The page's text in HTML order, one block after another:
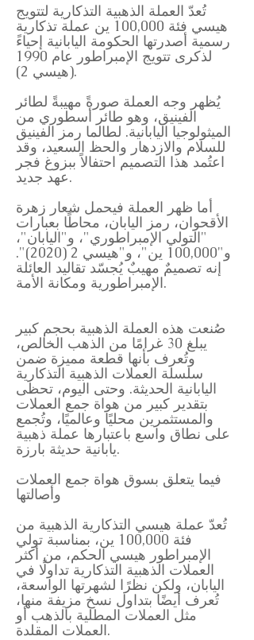
تُعدّ العملة الذهبية التذكارية لتتويج
هيسي فئة 100,000 ين عملة تذكارية
رسمية أصدرتها الحكومة اليابانية إحياءً
لذكرى تتويج الإمبراطور عام 1990
(هيسي 2).
يُظهر وجه العملة صورةً مهيبةً لطائر
الفينيق، وهو طائر أسطوري من
الميثولوجيا اليابانية. لطالما رمز الفينيق
للسلام والازدهار والحظ السعيد، وقد
اعتُمد هذا التصميم احتفالاً ببزوغ فجر
عهد جديد.
أما ظهر العملة فيحمل شعار زهرة
الأقحوان، رمز اليابان، محاطًا بعبارات
"التولي الإمبراطوري"، و"اليابان"،
و"100,000 ين"، و"هيسي 2 (2020)".
إنه تصميمٌ مهيبٌ يُجسّد تقاليد العائلة
الإمبراطورية ومكانة الأمة.
صُنعت هذه العملة الذهبية بحجم كبير
يبلغ 30 غرامًا من الذهب الخالص،
وتُعرف بأنها قطعة مميزة ضمن
سلسلة العملات الذهبية التذكارية
اليابانية الحديثة. وحتى اليوم، تحظى
بتقدير كبير من هواة جمع العملات
والمستثمرين محليًا وعالميًا، وتُجمع
على نطاق واسع باعتبارها عملة ذهبية
يابانية حديثة بارزة.
فيما يتعلق بسوق هواة جمع العملات
وأصالتها
تُعدّ عملة هيسي التذكارية الذهبية من
فئة 100,000 ين، بمناسبة تولي
الإمبراطور هيسي الحكم، من أكثر
العملات الذهبية التذكارية تداولًا في
اليابان، ولكن نظرًا لشهرتها الواسعة،
تُعرف أيضًا بتداول نسخ مزيفة منها،
مثل العملات المطلية بالذهب أو
العملات المقلدة.